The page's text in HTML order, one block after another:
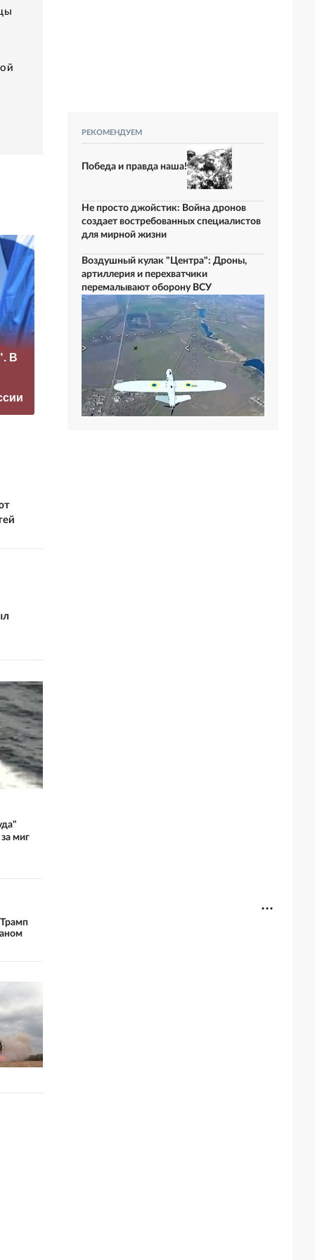
В
«Это конец всего»:
прокомментировал
а фестиваль в
Юрмале
Рубио
отреагировал на
требование
перестать
накачивать ВСУ
оружием
миг
РЕКОМЕНДУЕМ
Победа и правда наша!
Не просто джойстик: Война дронов
создает востребованных специалистов
для мирной жизни
Воздушный кулак "Центра": Дроны,
артиллерия и перехватчики
перемалывают оборону ВСУ